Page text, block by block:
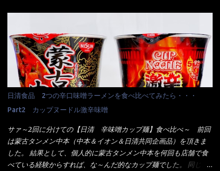
く行きましたねぇ～ だからタイ料理屋さんには、辛味剤・酢・ナ
いた）が料理に必ず付いてきたものです。 でも流石にファミレ
スでは・・・それは無いね！残念だ～ 今回はすかいらーくグルー
プで、タイ料理をどの様に再現して提供しているか？を見るだけ
だなぁ～ 因みにガパオ＝ホーリーバジルなのです。 肉は通常チ
キンが多く豚や牛もあります。 肉は挽肉みたいなミンチではな
く、粗挽きの肉になるんです。 それに現地バンコクでは、卵は固
焼きが本来です。 今回はほぼ全熟の目玉焼きで、これは日本風
オタイなのと比べれば薄め？ やっぱり調味料の【スパイスガール
ズ】が必要だナァ～ 笑 私は、ブリッキーヌの粉末をよく掛け辛
く...
ている訳で何故に敢えて本商品をリリースするの？ 確かに販売価
格は、緑のたぬきの実売は108円位で、ごつ盛り天ぷらそばは98円
でした。 殆ど変わらないじゃないか！？ そこで何が違うか・・・
メーカーHPから情報を得てみた。 ■原材料 比較（相手に含まれ
て居ない物質を赤色） ☆緑のたぬき 油揚げめん(小麦粉(国内製
造)、そば粉、植物油脂、植物性たん白、食塩、とろろ芋、卵白)、
かやく(小えびてんぷら、 かまぼこ )、添付調味料(砂糖、食塩、し
ょうゆ、魚介エキス、たん白加水分解物、香辛料、ねぎ、香味油
脂)／加工でん粉、調味料(アミノ酸等)、炭酸カルシウム、カラメ
ル色素、リン酸塩(Na)、増粘多糖類、レシチン、酸化防止剤(ビタ
ミンE)、クチナシ色素、ベニコウジ色素、香料、ビタミンB2、ビ
タミンB1、香辛料抽出物、 カロチン色素 、(一部にえび・小麦・
日清食品 2つの辛口味噌ラーメンを食べ比べてみたら・・・
Part2 カップヌードル激辛味噌
サァ～2回に分けての【日清 辛味噌カップ麺】食べ比べ～ 前回
は蒙古タンメン中本（中本＆イオン＆日清共同企画品）を頂きま
した。 結果として、個人的に蒙古タンメン中本を何回も店舗で食
べている経験からすれば、な～んだ的なカップ麺でした。 同じ日